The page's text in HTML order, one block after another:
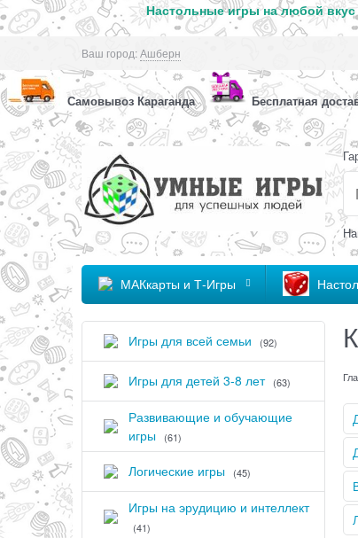
Настольные игры на любой
Ваш город:Ашберн
Самовывоз Караганда Бесплатная
МАКкарты и Т-Игры
Игры для всей семьи (92)
Игры для детей 3-8 лет (63)
Развивающие и обучающие
игры
(61)
Логические игры (45)
Игры на эрудицию и интеллект
(41)